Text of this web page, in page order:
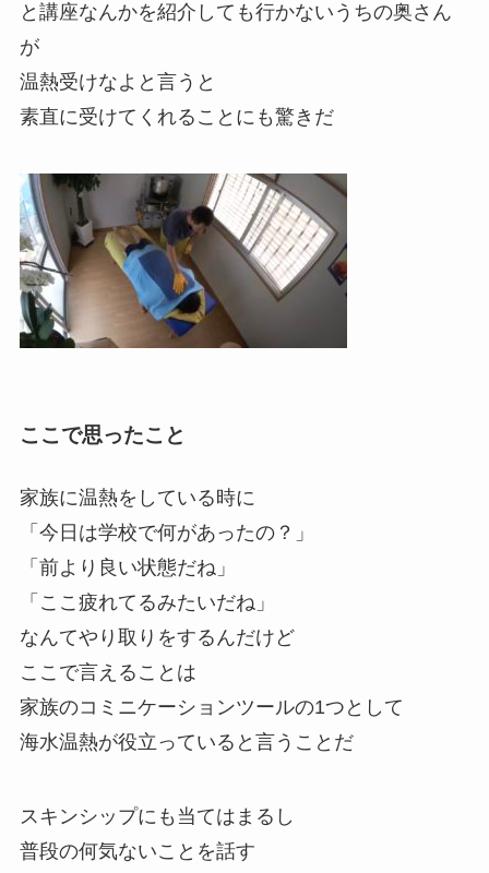
と講座なんかを紹介しても行かないうちの奥さん
が
温熱受けなよと言うと
素直に受けてくれることにも驚きだ
ここで思ったこと
家族に温熱をしている時に
「今日は学校で何があったの？」
「前より良い状態だね」
「ここ疲れてるみたいだね」
なんてやり取りをするんだけど
ここで言えることは
家族のコミニケーションツールの1つとして
海水温熱が役立っていると言うことだ
スキンシップにも当てはまるし
普段の何気ないことを話す